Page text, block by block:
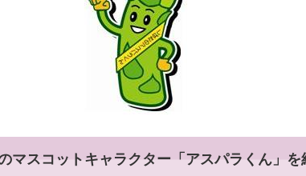
マスコットキャラクター「アスパラくん」を